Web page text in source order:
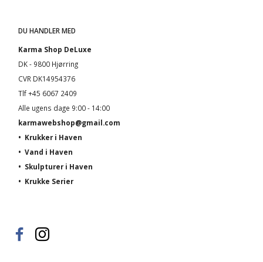
DU HANDLER MED
Karma Shop DeLuxe
DK - 9800 Hjørring
CVR DK14954376
Tlf +45 6067 2409
Alle ugens dage 9:00 - 14:00
karmawebshop@gmail.com
• Krukker i Haven
• Vand i Haven
• Skulpturer i Haven
• Krukke Serier